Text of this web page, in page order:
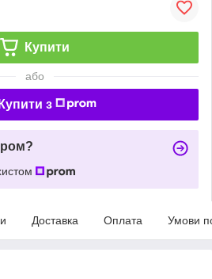
Купити
або
Купити з
Доставка Оплата Умови